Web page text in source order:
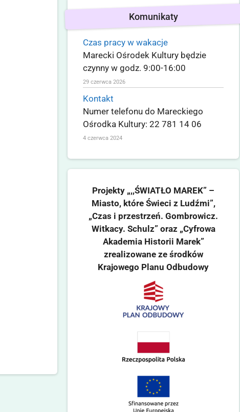
Komunikaty
Czas pracy w wakacje
Marecki Ośrodek Kultury będzie
czynny w godz. 9:00-16:00
29 czerwca 2026
Kontakt
Numer telefonu do Mareckiego
Ośrodka Kultury: 22 781 14 06
4 czerwca 2024
Projekty „,,ŚWIATŁO MAREK” –
Miasto, które Świeci z Ludźmi”,
„Czas i przestrzeń. Gombrowicz.
Witkacy. Schulz” oraz „Cyfrowa
Akademia Historii Marek”
zrealizowane ze środków
Krajowego Planu Odbudowy